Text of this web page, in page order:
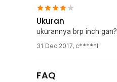
Ukuran
ukurannya brp inch gan?
31 Dec 2017, c*****l
FAQ